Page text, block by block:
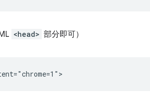
<head> 部分即可）